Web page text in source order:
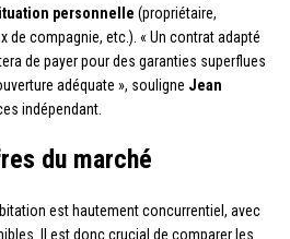
personnelle (propriétaire,
de compagnie, etc.). « Un contrat adapté
de payer pour des garanties superflues
adéquate », souligne Jean
indépendant.
du marché
est hautement concurrentiel, avec
Il est donc crucial de comparer les